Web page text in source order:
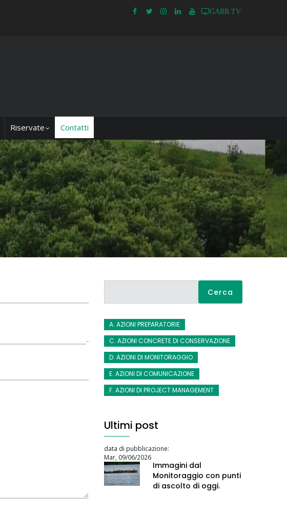
GARR.TV
Riservate Contatti
A. AZIONI PREPARATORIE
C. AZIONI CONCRETE DI CONSERVAZIONE
D. AZIONI DI MONITORAGGIO
E. AZIONI DI COMUNICAZIONE
F. AZIONI DI PROJECT MANAGEMENT
Ultimi post
data di pubblicazione:
Mar, 09/06/2026
Immagini dal
Monitoraggio con punti
di ascolto di oggi.